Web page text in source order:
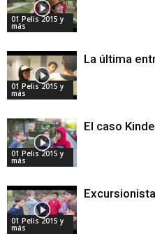
01 Pelis 2015 y
más
01 Pelis 2015 y
más
La última
01 Pelis 2015 y
más
El caso
01 Pelis 2015 y
más